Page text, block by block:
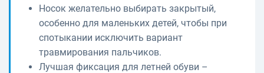
Носок желательно выбирать закрытый,
особенно для маленьких детей, чтобы при
спотыкании исключить вариант
травмирования пальчиков.
Лучшая фиксация для летней обуви –